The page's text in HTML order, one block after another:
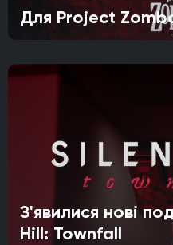
Для Project
З'явилися нові
Hill: Townfall